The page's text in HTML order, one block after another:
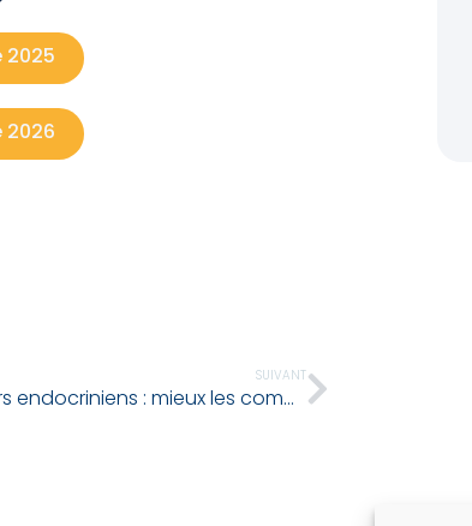
2025
2026
SUIVANT
Perturbateurs endocriniens : mieux les comprendre et les éviter